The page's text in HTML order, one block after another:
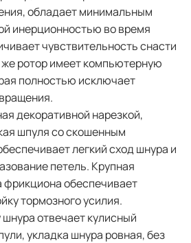
обладает минимальным
инерционностью во время
чувствительность снасти
ротор имеет компьютерную
полностью исключает
декоративной нарезкой,
шпуля со скошенным
легкий сход шнура и
петель. Крупная
фрикциона обеспечивает
тормозного усилия.
отвечает кулисный
укладка шнура ровная, без